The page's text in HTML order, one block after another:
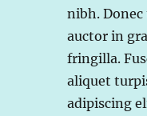
nibh.
auctor in
fringilla.
aliquet
adipiscing